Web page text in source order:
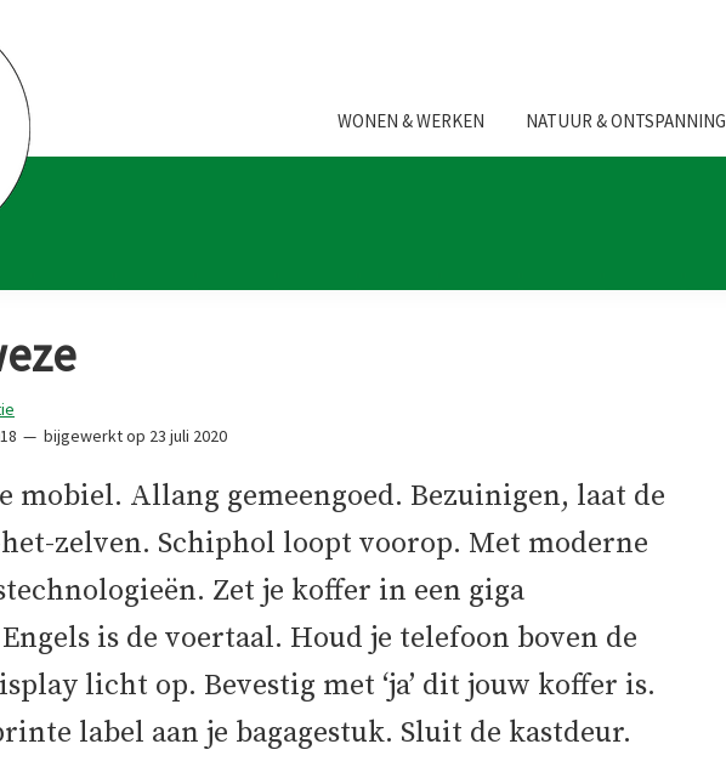
WONEN & WERKEN NATUUR & ONTSPANNING
bijgewerkt op 23 juli 2020
mobiel. Allang gemeengoed. Bezuinigen, laat de
zelven. Schiphol loopt voorop. Met moderne
Zet je koffer in een giga
is de voertaal. Houd je telefoon boven de
licht op. Bevestig met ‘ja’ dit jouw koffer is.
label aan je bagagestuk. Sluit de kastdeur.